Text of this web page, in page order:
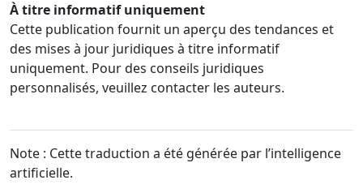
À titre informatif uniquement
Cette publication fournit un aperçu des tendances et
des mises à jour juridiques à titre informatif
uniquement. Pour des conseils juridiques
personnalisés, veuillez contacter les auteurs.
Note : Cette traduction a été générée par l’intelligence
artificielle.